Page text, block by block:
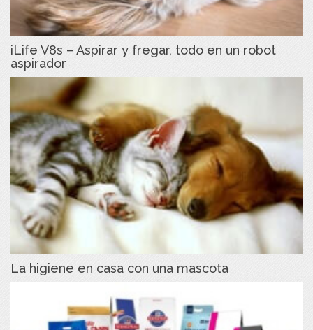
iLife V8s – Aspirar y fregar, todo en un robot
aspirador
La higiene en casa con una mascota